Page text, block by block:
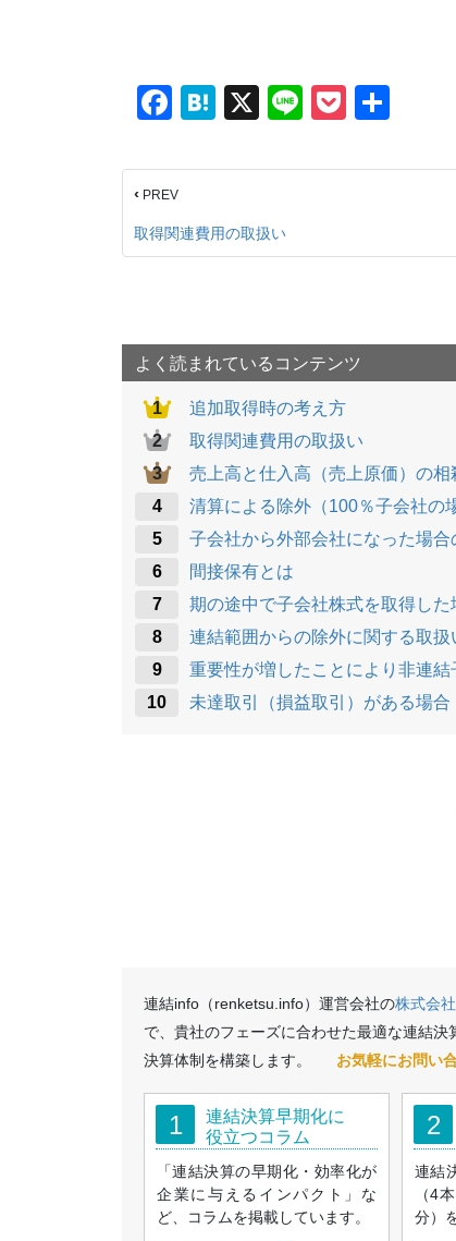
F
c
e
b
k
H
e
a
X
Li
e
P
ck
‹ PREV
取得関連費用の取扱い
よく読まれているコンテンツ
追加取得時の考え方
取得関連費用の取扱い
売上高と仕入高（売上原価）の相
清算による除外（100％子会社の
子会社から外部会社になった場合
間接保有とは
期の途中で子会社株式を取得した
連結範囲からの除外に関する取扱
重要性が増したことにより非連
未達取引（損益取引）がある場合
連結info（renketsu.info）運営会社の株式会
で、貴社のフェーズに合わせた最適な連結
決算体制を構築します。
お気軽にお問い
1
連結決算早期化に
役立つコラム
「連結決算の早期化・効率化が
企業に与えるインパクト」な
ど、コラムを掲載しています。
2
連結
（4
分）